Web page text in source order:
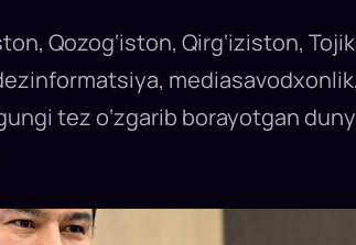
Qozog‘iston, Qirg‘iziston,
tez o‘zgarib borayotgan